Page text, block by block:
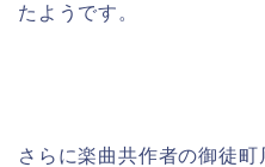
たようです。
さらに楽曲共作者の御徒